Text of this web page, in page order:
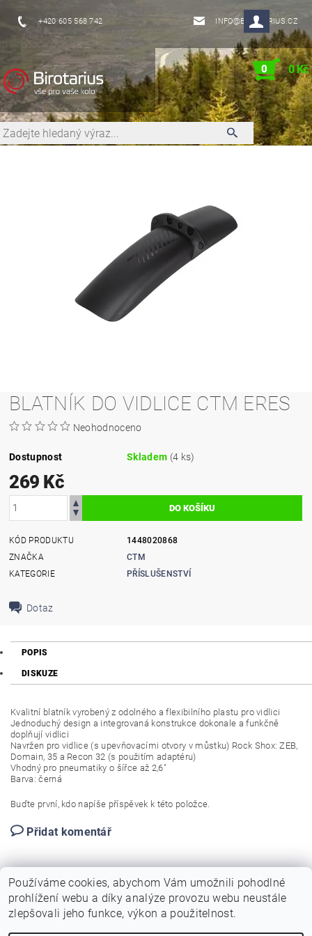
+420 605 568 742 INFO@BIROTARIUS.CZ
0 0 Kč
BLATNÍK DO VIDLICE CTM ERES
Neohodnoceno
Dostupnost Skladem (4 ks)
269 Kč
KÓD PRODUKTU
1448020868
ZNAČKA
CTM
KATEGORIE
PŘÍSLUŠENSTVÍ
Dotaz
POPIS
DISKUZE
Kvalitní blatník vyrobený z odolného a flexibilního plastu pro vidlici
Jednoduchý design a integrovaná konstrukce dokonale a funkčně
doplňují vidlici
Navržen pro vidlice (s upevňovacími otvory v můstku) Rock Shox: ZEB,
Domain, 35 a Recon 32 (s použitím adaptéru)
Vhodný pro pneumatiky o šířce až 2,6"
Barva: černá
Buďte první, kdo napíše příspěvek k této položce.
Přidat komentář
Používáme cookies, abychom Vám umožnili pohodlné
prohlížení webu a díky analýze provozu webu neustále
zlepšovali jeho funkce, výkon a použitelnost.